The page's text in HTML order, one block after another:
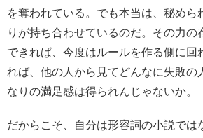
を奪われている。でも本当は、秘めら
りが持ち合わせているのだ。その力の
できれば、今度はルールを作る側に回
れば、他の人から見てどんなに失敗の
なりの満足感は得られんじゃないか。
だからこそ、自分は形容詞の小説では